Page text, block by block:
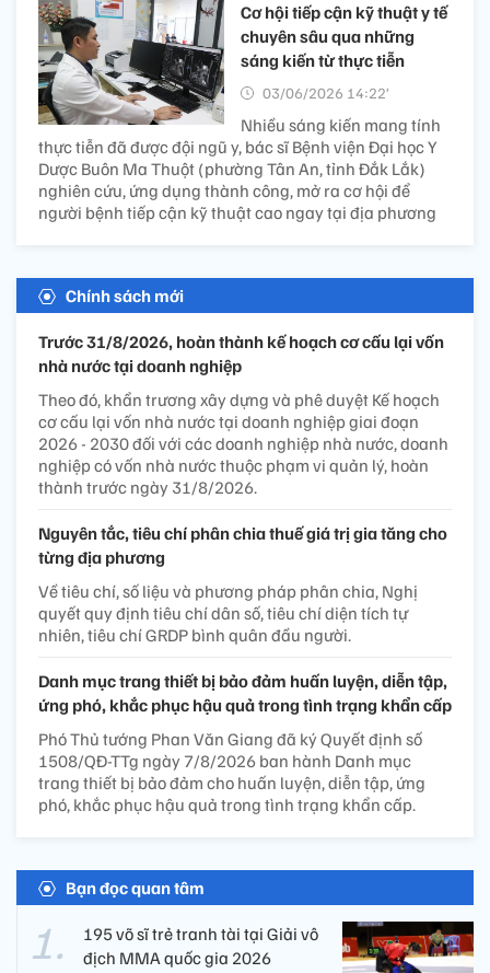
Cơ hội tiếp cận kỹ thuật y tế
chuyên sâu qua những
sáng kiến từ thực tiễn
03/06/2026 14:22’
Nhiều sáng kiến mang tính
thực tiễn đã được đội ngũ y, bác sĩ Bệnh viện Đại học Y
Dược Buôn Ma Thuột (phường Tân An, tỉnh Đắk Lắk)
nghiên cứu, ứng dụng thành công, mở ra cơ hội để
người bệnh tiếp cận kỹ thuật cao ngay tại địa phương
Chính sách mới
Trước 31/8/2026, hoàn thành kế hoạch cơ cấu lại vốn
nhà nước tại doanh nghiệp
Theo đó, khẩn trương xây dựng và phê duyệt Kế hoạch
cơ cấu lại vốn nhà nước tại doanh nghiệp giai đoạn
2026 - 2030 đối với các doanh nghiệp nhà nước, doanh
nghiệp có vốn nhà nước thuộc phạm vi quản lý, hoàn
thành trước ngày 31/8/2026.
Nguyên tắc, tiêu chí phân chia thuế giá trị gia tăng cho
từng địa phương
Về tiêu chí, số liệu và phương pháp phân chia, Nghị
quyết quy định tiêu chí dân số, tiêu chí diện tích tự
nhiên, tiêu chí GRDP bình quân đầu người.
Danh mục trang thiết bị bảo đảm huấn luyện, diễn tập,
ứng phó, khắc phục hậu quả trong tình trạng khẩn cấp
Phó Thủ tướng Phan Văn Giang đã ký Quyết định số
1508/QĐ-TTg ngày 7/8/2026 ban hành Danh mục
trang thiết bị bảo đảm cho huấn luyện, diễn tập, ứng
phó, khắc phục hậu quả trong tình trạng khẩn cấp.
Bạn đọc quan tâm
195 võ sĩ trẻ tranh tài tại Giải vô
địch MMA quốc gia 2026